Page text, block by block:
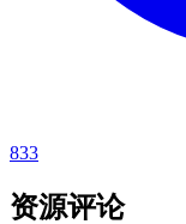
833
资源评论